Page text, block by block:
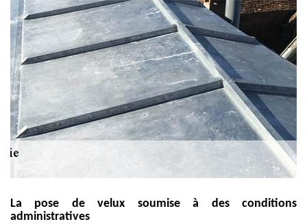
La pose de velux soumise à des conditions
administratives